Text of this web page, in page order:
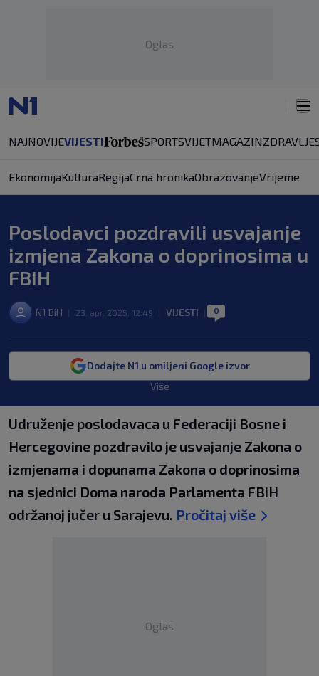
Oglas
NAJNOVIJEVIJESTI SPORTSVIJETMAGAZINZDRAVLJE
EkonomijaKulturaRegijaCrna hronikaObrazovanjeVrijeme
Poslodavci pozdravili usvajanje
izmjena Zakona o doprinosima u
FBiH
N1 BiH 23. apr. 2025. 12:49 VIJESTI 0
Dodajte N1 u omiljeni Google izvor
Više
Udruženje poslodavaca u Federaciji Bosne i
Hercegovine pozdravilo je usvajanje Zakona o
izmjenama i dopunama Zakona o doprinosima
na sjednici Doma naroda Parlamenta FBiH
održanoj jučer u Sarajevu. Pročitaj više
Oglas